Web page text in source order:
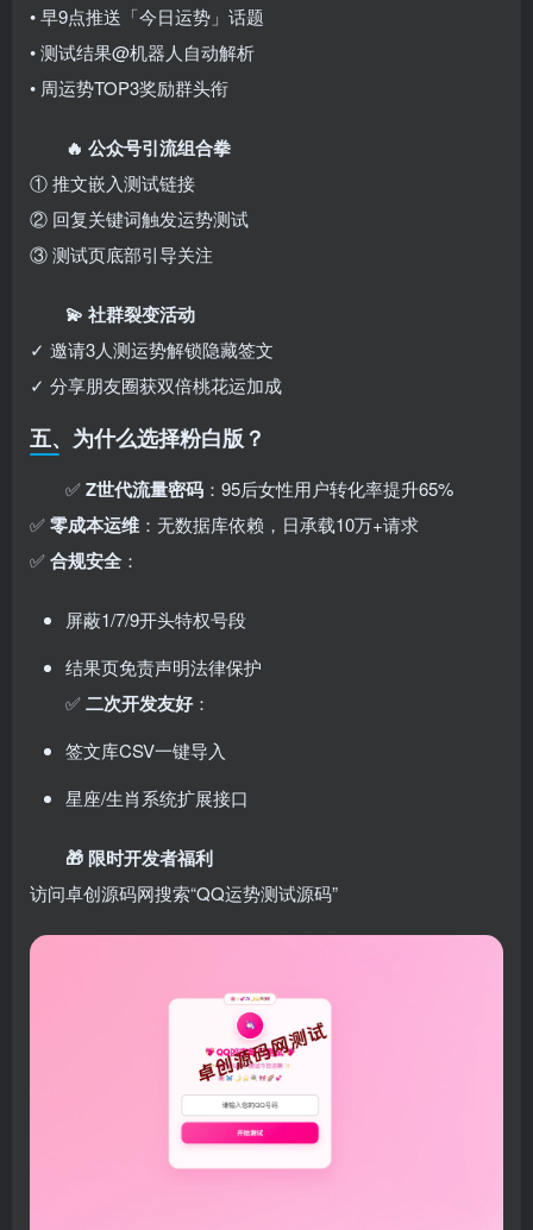
• 早9点推送「今日运势」话题
• 测试结果@机器人自动解析
• 周运势TOP3奖励群头衔
🔥 公众号引流组合拳
① 推文嵌入测试链接
② 回复关键词触发运势测试
③ 测试页底部引导关注
💫 社群裂变活动
✓ 邀请3人测运势解锁隐藏签文
✓ 分享朋友圈获双倍桃花运加成
五、为什么选择粉白版？
✅ ​Z世代流量密码 ：95后女性用户转化率提升65%
✅ ​零成本运维 ：无数据库依赖，日承载10万+请求
✅ ​合规安全 ：
屏蔽1/7/9开头特权号段
结果页免责声明法律保护
✅ ​二次开发友好：
签文库CSV一键导入
星座/生肖系统扩展接口
🎁 限时开发者福利
访问卓创源码网搜索“QQ运势测试源码”